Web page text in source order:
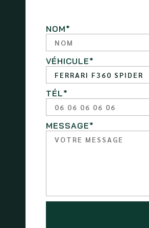
NOM*
VÉHICULE*
TÉL*
MESSAGE*